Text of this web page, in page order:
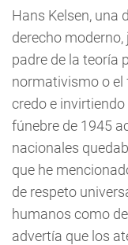
Hans Kelsen, una
derecho
padre de la teoría
normativismo o el
credo e
fúnebre de 1945
nacionales
que he
de respeto
humanos como
advertía que los